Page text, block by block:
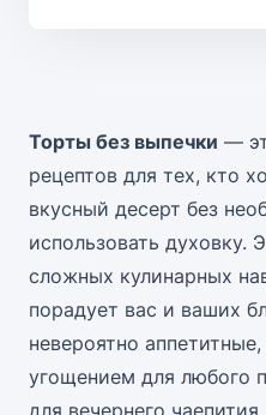
Торты без выпечки —
рецептов для тех, кто
вкусный десерт без
использовать духовку.
сложных кулинарных
порадует вас и ваших
невероятно
угощением для любого